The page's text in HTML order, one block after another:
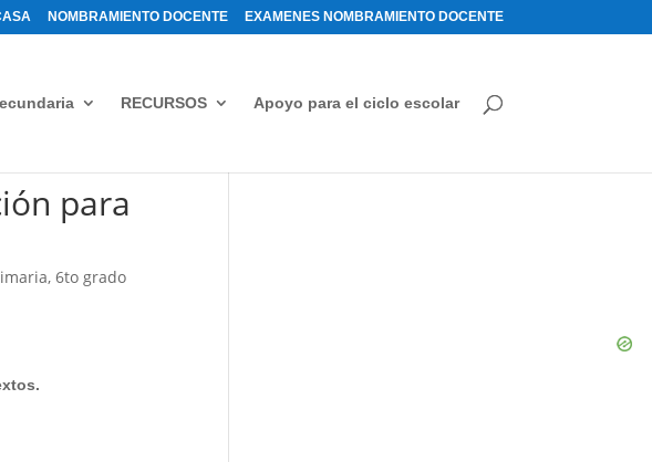
NOMBRAMIENTO DOCENTE EXAMENES NOMBRAMIENTO DOCENTE
RECURSOS Apoyo para el ciclo escolar
para
,6to grado